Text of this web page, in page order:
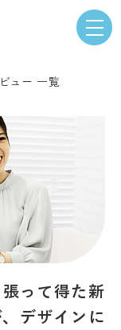
ュー 一覧
って得た新
デザインに